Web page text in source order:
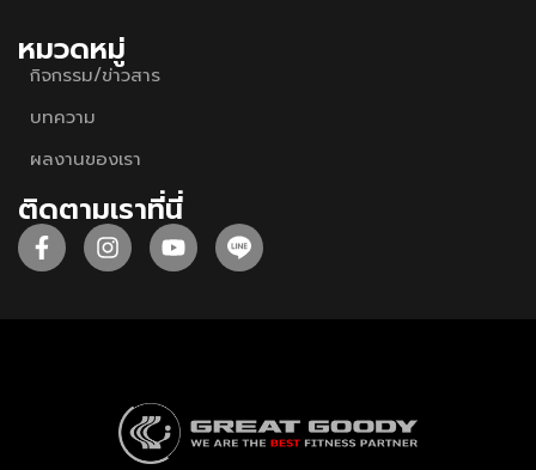
หมวดหมู่
กิจกรรม/ข่าวสาร
บทความ
ผลงานของเรา
ติดตามเราที่นี่